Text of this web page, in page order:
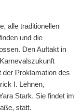
alle traditionellen
und die
Den Auftakt in
Proklamation des
I. Lehnen,
Stark. Sie findet im
statt.